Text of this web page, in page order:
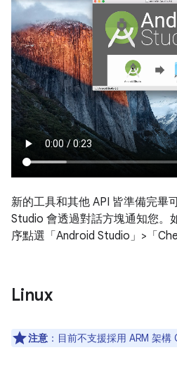
新的工具和其他 API 皆準備完畢
Studio 會透過對話方塊通知您。
序點選「Android Studio」>「
Linux
注意 ： 目前不支援採用 ARM 架構